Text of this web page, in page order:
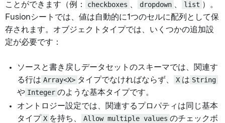
ことができます（例：
checkboxes dropdown list ）。
Fusionシートでは、値は自動的に1つのセルに配列として保
存されます。オブジェクトタイプでは、いくつかの追加設
定が必要です：
ソースと書き戻しデータセットのスキーマでは、関連す
る行は Array<X> タイプでなければならず、 X は String
や Integer のような基本タイプです。
オントロジー設定では、関連するプロパティは同じ基本
タイプ X を持ち、 Allow multiple values のチェックボ